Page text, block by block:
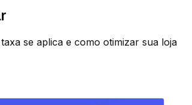
se aplica e como otimizar sua loja